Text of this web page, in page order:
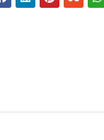
üretilen